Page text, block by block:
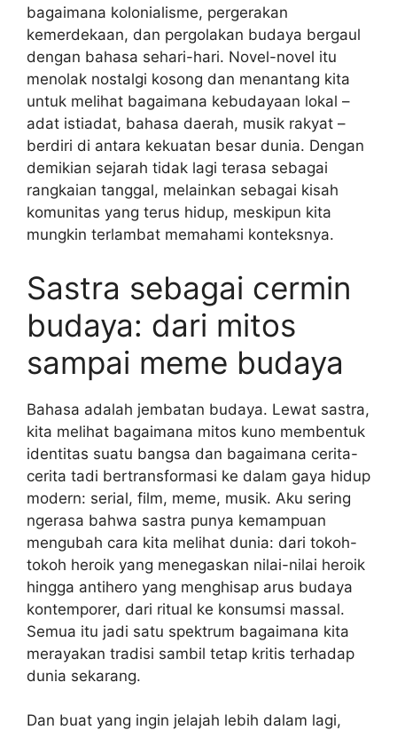
bagaimana kolonialisme, pergerakan
kemerdekaan, dan pergolakan budaya bergaul
dengan bahasa sehari-hari. Novel-novel itu
menolak nostalgi kosong dan menantang kita
untuk melihat bagaimana kebudayaan lokal –
adat istiadat, bahasa daerah, musik rakyat –
berdiri di antara kekuatan besar dunia. Dengan
demikian sejarah tidak lagi terasa sebagai
rangkaian tanggal, melainkan sebagai kisah
komunitas yang terus hidup, meskipun kita
mungkin terlambat memahami konteksnya.
Sastra sebagai cermin
budaya: dari mitos
sampai meme budaya
Bahasa adalah jembatan budaya. Lewat sastra,
kita melihat bagaimana mitos kuno membentuk
identitas suatu bangsa dan bagaimana cerita-
cerita tadi bertransformasi ke dalam gaya hidup
modern: serial, film, meme, musik. Aku sering
ngerasa bahwa sastra punya kemampuan
mengubah cara kita melihat dunia: dari tokoh-
tokoh heroik yang menegaskan nilai-nilai heroik
hingga antihero yang menghisap arus budaya
kontemporer, dari ritual ke konsumsi massal.
Semua itu jadi satu spektrum bagaimana kita
merayakan tradisi sambil tetap kritis terhadap
dunia sekarang.
Dan buat yang ingin jelajah lebih dalam lagi,